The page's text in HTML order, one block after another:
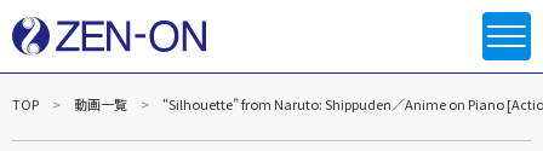
TOP 動画一覧 “Silhouette” from Naruto: Shippuden／Anime on Piano